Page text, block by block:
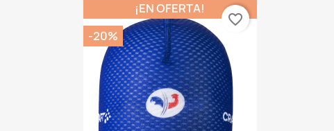
¡EN OFERTA!
-20%
favorite_border